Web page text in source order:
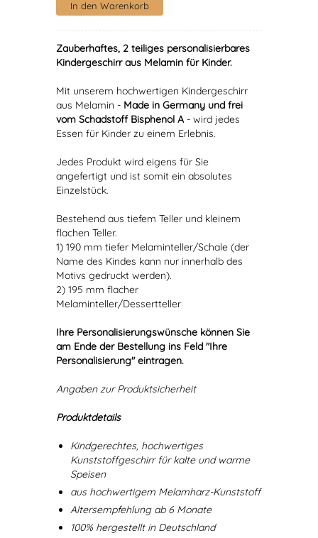
Zauberhaftes, 2 teiliges personalisierbares
Kindergeschirr aus Melamin für Kinder.
Mit unserem hochwertigen Kindergeschirr
aus Melamin - Made in Germany und frei
vom Schadstoff Bisphenol A- wird jedes
Essen für Kinder zu einem Erlebnis.
Jedes Produkt wird eigens für Sie
angefertigt und ist somit ein absolutes
Einzelstück.
Bestehend aus tiefem Teller und kleinem
flachen Teller.
1) 190 mm tiefer Melaminteller/Schale (der
Name des Kindes kann nur innerhalb des
Motivs gedruckt werden).
2) 195 mm flacher
Melaminteller/Dessertteller
Ihre Personalisierungswünsche können Sie
am Ende der Bestellung ins Feld "Ihre
Personalisierung" eintragen.
Angaben zur Produktsicherheit
Produktdetails
Kindgerechtes, hochwertiges
Kunststoffgeschirr für kalte und warme
Speisen
aus hochwertigem Melamharz-Kunststoff
Altersempfehlung ab 6 Monate
100% hergestellt in Deutschland